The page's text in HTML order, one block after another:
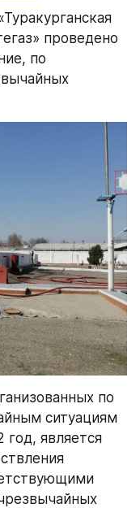
проведено
по
по
ситуациям
год, является